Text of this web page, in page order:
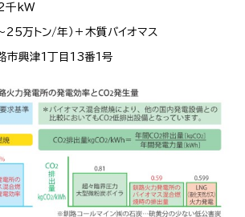
千kW
万トン/年）＋木質バイオマス
市興津1丁目13番1号